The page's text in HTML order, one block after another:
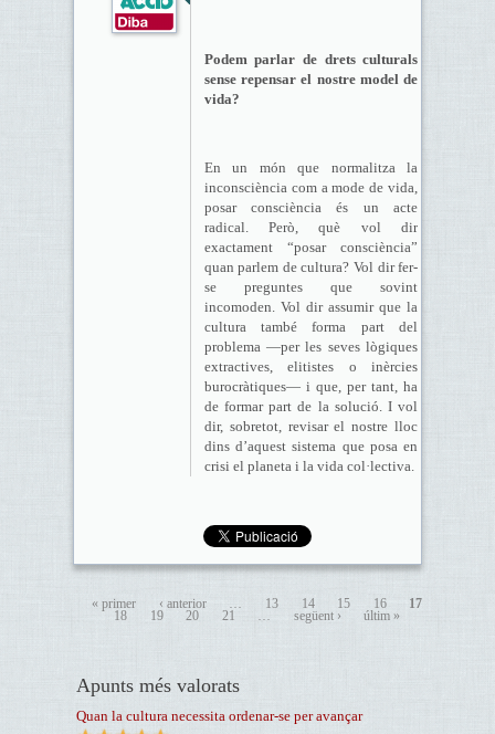
Podem parlar de drets culturals
sense repensar el nostre model de
vida?
En un món que normalitza la
inconsciència com a mode de vida,
posar consciència és un acte
radical. Però, què vol dir
exactament “posar consciència”
quan parlem de cultura? Vol dir fer-
se preguntes que sovint
incomoden. Vol dir assumir que la
cultura també forma part del
problema —per les seves lògiques
extractives, elitistes o inèrcies
burocràtiques— i que, per tant, ha
de formar part de la solució. I vol
dir, sobretot, revisar el nostre lloc
dins d’aquest sistema que posa en
crisi el planeta i la vida col·lectiva.
« primer ‹ anterior … 13 14 15 16
17
18
19 20 21 … següent › últim »
Apunts més valorats
Quan la cultura necessita ordenar-se per avançar